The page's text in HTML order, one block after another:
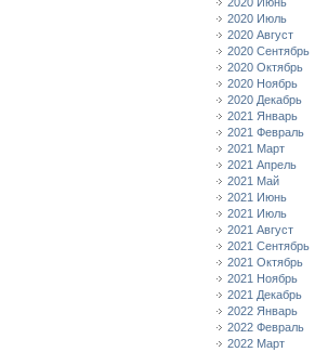
2020 Июль
2020 Август
2020 Сентябрь
2020 Октябрь
2020 Ноябрь
2020 Декабрь
2021 Январь
2021 Февраль
2021 Март
2021 Апрель
2021 Май
2021 Июнь
2021 Июль
2021 Август
2021 Сентябрь
2021 Октябрь
2021 Ноябрь
2021 Декабрь
2022 Январь
2022 Февраль
2022 Март